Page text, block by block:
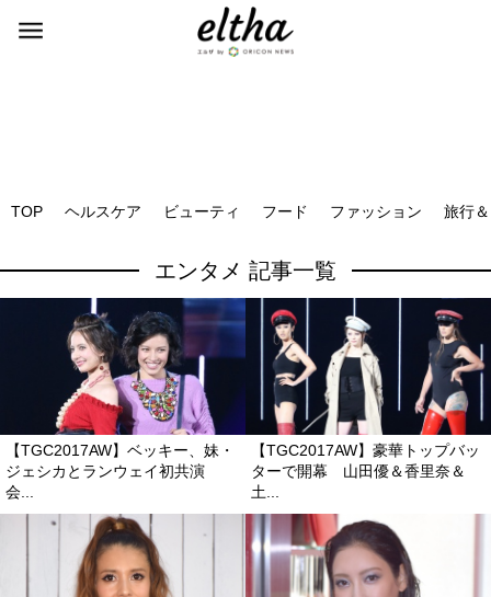
TOP ヘルスケア ビューティ フード ファッション 旅行
エンタメ 記事一覧
【TGC2017AW】ベッキー、妹・
ジェシカとランウェイ初共演
会...
【TGC2017AW】豪華トップバッ
ターで開幕 山田優＆香里奈＆
土...